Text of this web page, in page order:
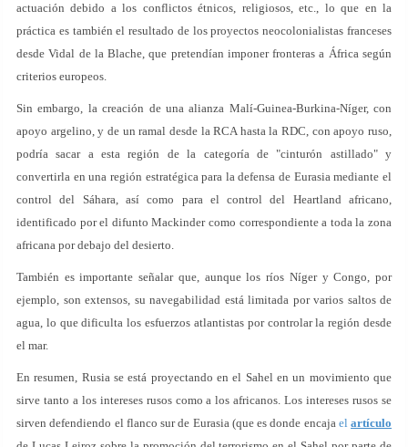
actuación debido a los conflictos étnicos, religiosos, etc., lo que en la
práctica es también el resultado de los proyectos neocolonialistas franceses
desde Vidal de la Blache, que pretendían imponer fronteras a África según
criterios europeos.
Sin embargo, la creación de una alianza Malí-Guinea-Burkina-Níger, con
apoyo argelino, y de un ramal desde la RCA hasta la RDC, con apoyo ruso,
podría sacar a esta región de la categoría de "cinturón astillado" y
convertirla en una región estratégica para la defensa de Eurasia mediante el
control del Sáhara, así como para el control del Heartland africano,
identificado por el difunto Mackinder como correspondiente a toda la zona
africana por debajo del desierto.
También es importante señalar que, aunque los ríos Níger y Congo, por
ejemplo, son extensos, su navegabilidad está limitada por varios saltos de
agua, lo que dificulta los esfuerzos atlantistas por controlar la región desde
el mar.
En resumen, Rusia se está proyectando en el Sahel en un movimiento que
sirve tanto a los intereses rusos como a los africanos. Los intereses rusos se
sirven defendiendo el flanco sur de Eurasia (que es donde encaja el artículo